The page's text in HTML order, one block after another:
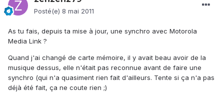
Posté(e) 8 mai 2011
As tu fais, depuis ta mise à jour, une synchro avec Motorola
Media Link ?
Quand j'ai changé de carte mémoire, il y avait beau avoir de la
musique dessus, elle n'était pas reconnue avant de faire une
synchro (qui n'a quasiment rien fait d'ailleurs. Tente si ça n'a pas
déjà été fait, ça ne coute rien ;)